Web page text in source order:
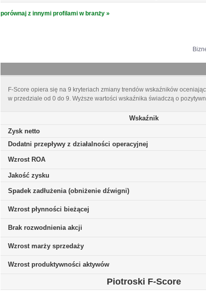
porównaj z innymi profilami w branży »
F-Score opiera się na 9 kryteriach zmiany trendów wskaźników
w przedziale od 0 do 9. Wyższe wartości wskaźnika świadczą o
Wskaźnik
Zysk netto
Dodatni przepływy z działalności operacyjnej
Wzrost ROA
Jakość zysku
Spadek zadłużenia (obniżenie dźwigni)
Wzrost płynności bieżącej
Brak rozwodnienia akcji
Wzrost marży sprzedaży
Wzrost produktywności aktywów
Piotroski F-Score